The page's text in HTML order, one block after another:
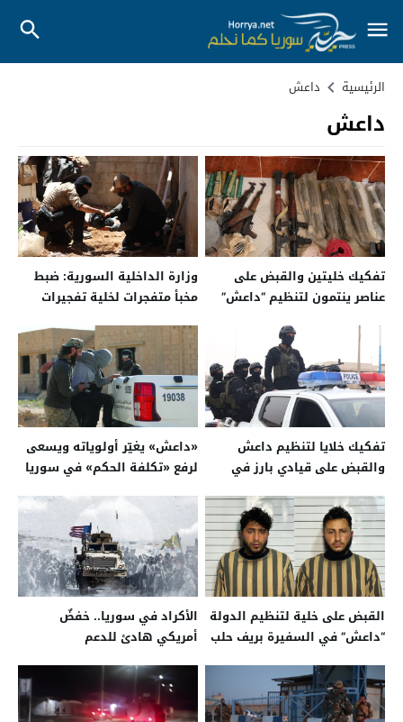
الرئيسية داعش
داعش
تفكيك خليتين والقبض على
عناصر ينتمون لتنظيم “داعش”
وزارة الداخلية السورية: ضبط
مخبأ متفجرات لخلية تفجيرات
تفكيك خلايا لتنظيم داعش
والقبض على قيادي بارز في
«داعش» يغيّر أولوياته ويسعى
لرفع «تكلفة الحكم» في سوريا
القبض على خلية لتنظيم الدولة
“داعش” في السفيرة بريف حلب
الأكراد في سوريا.. خفضٌ
أمريكي هادئ للدعم